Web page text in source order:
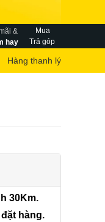
&
hay
Mua
Trả góp
Hàng thanh lý
30Km.
hàng.